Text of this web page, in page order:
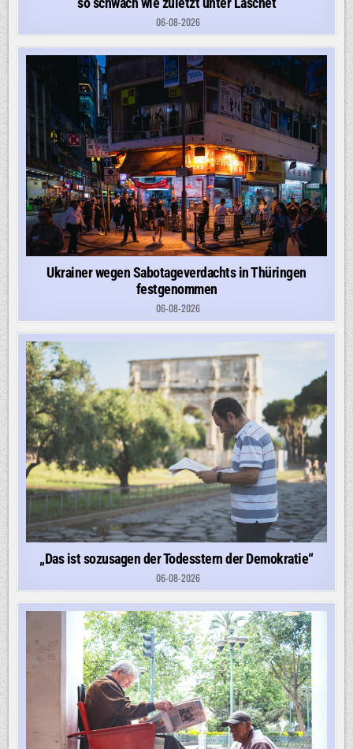
06-08-2026
Ukrainer wegen Sabotageverdachts in Thüringen
festgenommen
06-08-2026
„Das ist sozusagen der Todesstern der Demokratie“
06-08-2026